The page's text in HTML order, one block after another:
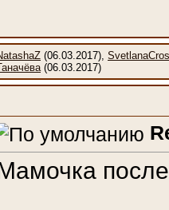
(06.03.2017),
(06.03.2017)